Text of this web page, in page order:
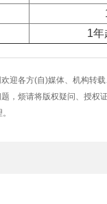
1年
迎各方(自)媒体、机构转
，烦请将版权疑问、授权